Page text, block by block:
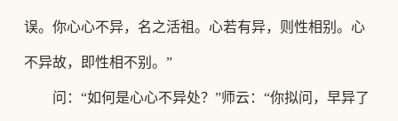
误。你心心不异，名之活祖。心若有异，则性相别。心
不异故，即性相不别。”
问： “如何是心心不异处？”师云：“你拟问，早异了